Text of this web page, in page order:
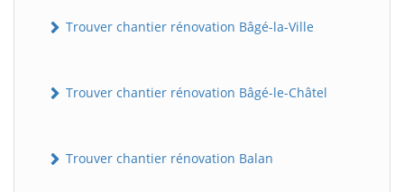
Trouver chantier rénovation Bâgé-la-Ville
Trouver chantier rénovation Bâgé-le-Châtel
Trouver chantier rénovation Balan